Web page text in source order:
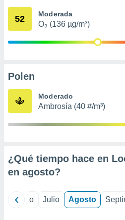
mediante
publicidad
de
52 Moderada
O₃ (136 µg/m³)
Polen
Moderado
Ambrosía (40 #/m³)
¿Qué tiempo hace en
en agosto?
Junio Julio Agosto